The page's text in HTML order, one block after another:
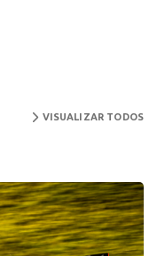
VISUALIZAR TODOS